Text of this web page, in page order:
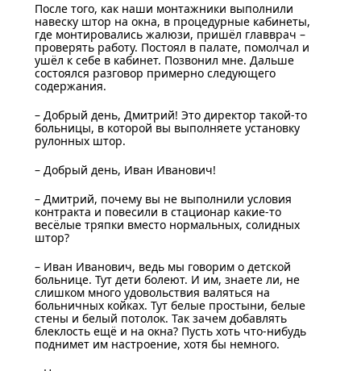
После того, как наши монтажники выполнили
навеску штор на окна, в процедурные кабинеты,
где монтировались жалюзи, пришёл главврач –
проверять работу. Постоял в палате, помолчал и
ушёл к себе в кабинет. Позвонил мне. Дальше
состоялся разговор примерно следующего
содержания.
– Добрый день, Дмитрий! Это директор такой-то
больницы, в которой вы выполняете установку
рулонных штор.
– Добрый день, Иван Иванович!
– Дмитрий, почему вы не выполнили условия
контракта и повесили в стационар какие-то
весёлые тряпки вместо нормальных, солидных
штор?
– Иван Иванович, ведь мы говорим о детской
больнице. Тут дети болеют. И им, знаете ли, не
слишком много удовольствия валяться на
больничных койках. Тут белые простыни, белые
стены и белый потолок. Так зачем добавлять
блеклость ещё и на окна? Пусть хоть что-нибудь
поднимет им настроение, хотя бы немного.